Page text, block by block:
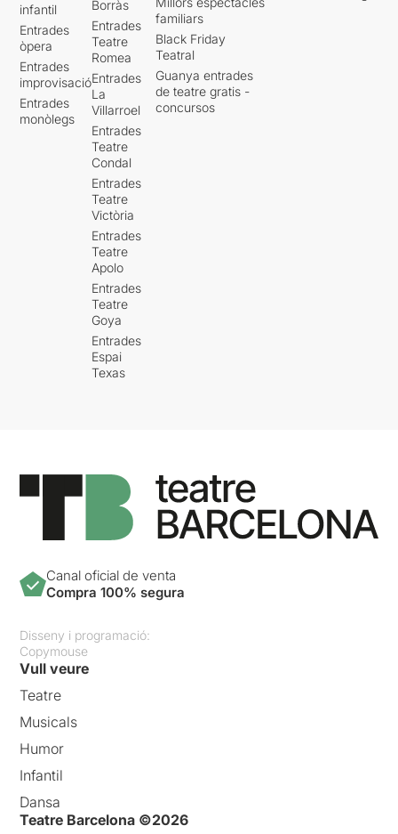
infantil
Entrades
òpera
Entrades
improvisació
Entrades
monòlegs
Borràs
Entrades
Teatre
Romea
Entrades
La
Villarroel
Entrades
Teatre
Condal
Entrades
Teatre
Victòria
Entrades
Teatre
Apolo
Entrades
Teatre
Goya
Entrades
Espai
Texas
familiars
Black Friday
Teatral
Guanya entrades
de teatre gratis -
concursos
Canal oficial de venta
Compra 100% segura
Disseny i programació:
Copymouse
Vull veure
Teatre
Musicals
Humor
Infantil
Dansa
Teatre Barcelona ©2026